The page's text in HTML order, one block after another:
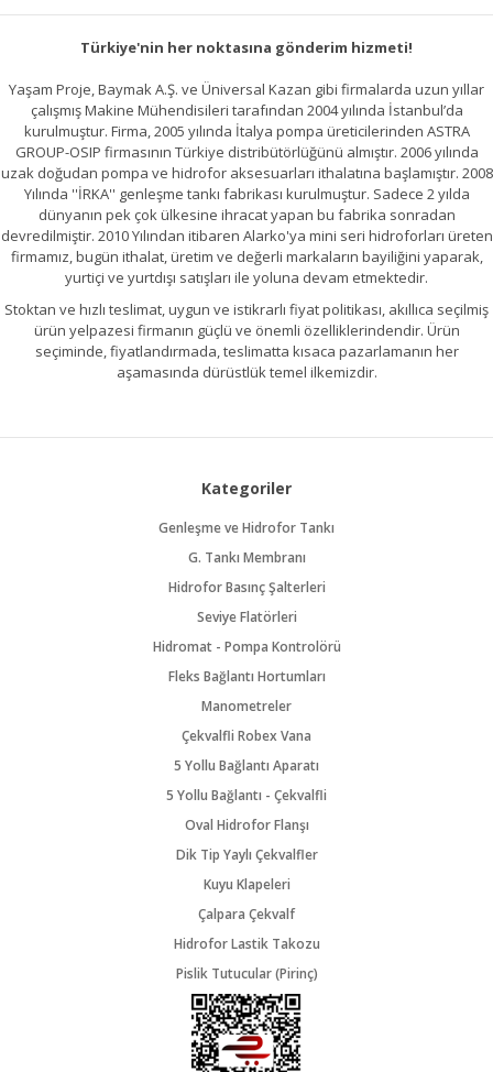
Gönder
Türkiye'nin her noktasına gönderim hizmeti!
Yaşam Proje, Baymak A.Ş. ve Üniversal Kazan gibi firmalarda uzun yıllar
çalışmış Makine Mühendisileri tarafından 2004 yılında İstanbul’da
kurulmuştur. Firma, 2005 yılında İtalya pompa üreticilerinden ASTRA
GROUP-OSIP firmasının Türkiye distribütörlüğünü almıştır. 2006 yılında
uzak doğudan pompa ve hidrofor aksesuarları ithalatına başlamıştır. 2008
Yılında ''İRKA'' genleşme tankı fabrikası kurulmuştur. Sadece 2 yılda
dünyanın pek çok ülkesine ihracat yapan bu fabrika sonradan
devredilmiştir. 2010 Yılından itibaren Alarko'ya mini seri hidroforları üreten
firmamız, bugün ithalat, üretim ve değerli markaların bayiliğini yaparak,
yurtiçi ve yurtdışı satışları ile yoluna devam etmektedir.
Stoktan ve hızlı teslimat, uygun ve istikrarlı fiyat politikası, akıllıca seçilmiş
ürün yelpazesi firmanın güçlü ve önemli özelliklerindendir. Ürün
seçiminde, fiyatlandırmada, teslimatta kısaca pazarlamanın her
aşamasında dürüstlük temel ilkemizdir.
Kategoriler
Genleşme ve Hidrofor Tankı
G. Tankı Membranı
Hidrofor Basınç Şalterleri
Seviye Flatörleri
Hidromat - Pompa Kontrolörü
Fleks Bağlantı Hortumları
Manometreler
Çekvalfli Robex Vana
5 Yollu Bağlantı Aparatı
5 Yollu Bağlantı - Çekvalfli
Oval Hidrofor Flanşı
Dik Tip Yaylı Çekvalfler
Kuyu Klapeleri
Çalpara Çekvalf
Hidrofor Lastik Takozu
Pislik Tutucular (Pirinç)